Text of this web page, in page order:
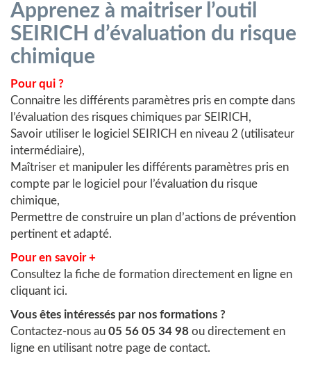
Apprenez à maitriser l’outil
SEIRICH d’évaluation du risque
chimique
Pour qui ?
Connaitre les différents paramètres pris en compte dans
l’évaluation des risques chimiques par SEIRICH,
Savoir utiliser le logiciel SEIRICH en niveau 2 (utilisateur
intermédiaire),
Maîtriser et manipuler les différents paramètres pris en
compte par le logiciel pour l’évaluation du risque
chimique,
Permettre de construire un plan d’actions de prévention
pertinent et adapté.
Pour en savoir +
Consultez la fiche de formation directement en ligne en
cliquant ici.
Vous êtes intéressés par nos formations ?
Contactez-nous au 05 56 05 34 98 ou directement en
ligne en utilisant notre page de contact.